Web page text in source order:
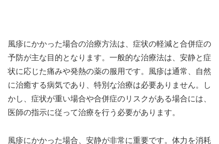
風疹にかかった場合の治療方法は、症状の軽減と合併症の
予防が主な目的となります。一般的な治療法は、安静と症
状に応じた痛みや発熱の薬の服用です。風疹は通常、自然
に治癒する病気であり、特別な治療は必要ありません。し
かし、症状が重い場合や合併症のリスクがある場合には、
医師の指示に従って治療を行う必要があります。
風疹にかかった場合、安静が非常に重要です。体力を消耗